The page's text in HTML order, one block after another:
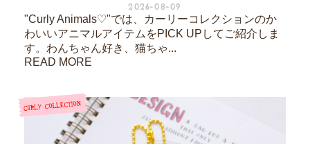
2026-08-09
"Curly Animals♡"では、カーリーコレクションのか
わいいアニマルアイテムをPICK UPしてご紹介しま
す。わんちゃん好き、猫ちゃ...
READ MORE